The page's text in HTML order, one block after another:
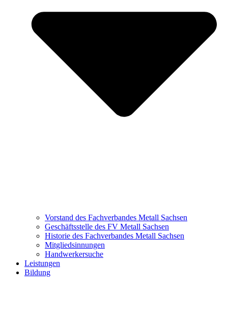
Vorstand des Fachverbandes Metall Sachsen
Geschäftsstelle des FV Metall Sachsen
Historie des Fachverbandes Metall Sachsen
Mitgliedsinnungen
Handwerkersuche
Leistungen
Bildung